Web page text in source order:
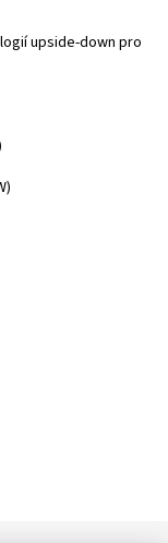
upside-down pro